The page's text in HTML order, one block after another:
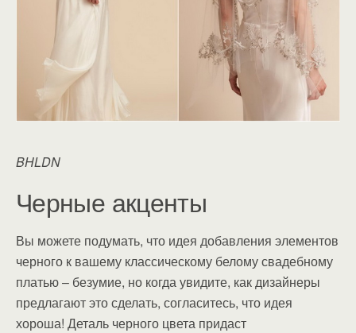
BHLDN
Черные акценты
Вы можете подумать, что идея добавления элементов
черного к вашему классическому белому свадебному
платью – безумие, но когда увидите, как дизайнеры
предлагают это сделать, согласитесь, что идея
хороша! Деталь черного цвета придаст